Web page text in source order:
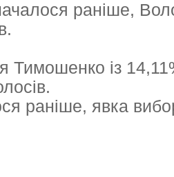
раніше,
із
раніше, явка